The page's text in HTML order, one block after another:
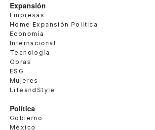
Expansión
Empresas
Home Expansión Politica
Economía
Internacional
Tecnología
Obras
ESG
Mujeres
LifeandStyle
Política
Gobierno
México